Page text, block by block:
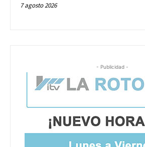
7 agosto 2026
- Publicidad -